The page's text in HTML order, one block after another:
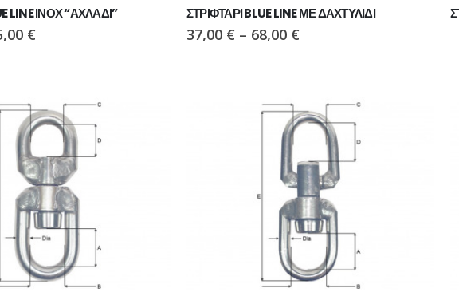
LINE ΙΝΟΧ “ΑΧΛΑΔΙ”
€
ΣΤΡΙΦΤΑΡΙ BLUE LINE ΜΕ ΔΑΧΤΥΛΙΔΙ
37,00 €– 68,00 €